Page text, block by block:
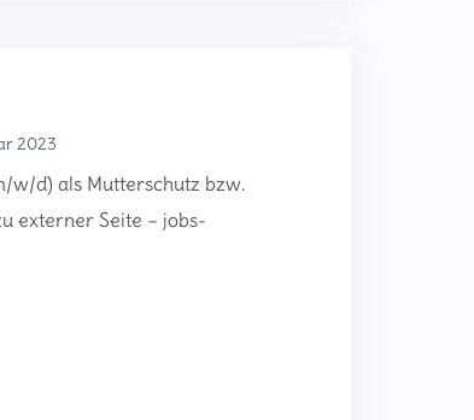
2023
w/d) als Mutterschutz bzw.
externer Seite – jobs-